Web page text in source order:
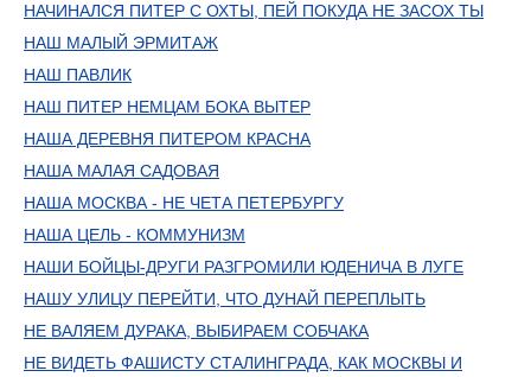
НАЧИНАЛСЯ ПИТЕР С ОХТЫ, ПЕЙ ПОКУДА НЕ ЗАСОХ ТЫ
НАШ МАЛЫЙ ЭРМИТАЖ
НАШ ПАВЛИК
НАШ ПИТЕР НЕМЦАМ БОКА ВЫТЕР
НАША ДЕРЕВНЯ ПИТЕРОМ КРАСНА
НАША МАЛАЯ САДОВАЯ
НАША МОСКВА - НЕ ЧЕТА ПЕТЕРБУРГУ
НАША ЦЕЛЬ - КОММУНИЗМ
НАШИ БОЙЦЫ-ДРУГИ РАЗГРОМИЛИ ЮДЕНИЧА В ЛУГЕ
НАШУ УЛИЦУ ПЕРЕЙТИ, ЧТО ДУНАЙ ПЕРЕПЛЫТЬ
НЕ ВАЛЯЕМ ДУРАКА, ВЫБИРАЕМ СОБЧАКА
НЕ ВИДЕТЬ ФАШИСТУ СТАЛИНГРАДА, КАК МОСКВЫ И